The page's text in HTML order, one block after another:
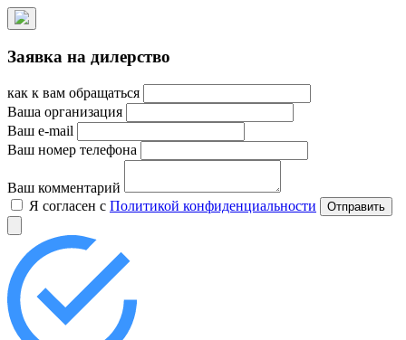
Заявка на дилерство
как к вам обращаться
Ваша организация
Ваш e-mail
Ваш номер телефона
Ваш комментарий
Я согласен с Политикой конфиденциальности